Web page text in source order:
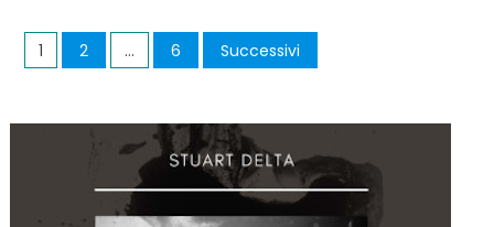
Navigazione
1 2 … 6 Successivi